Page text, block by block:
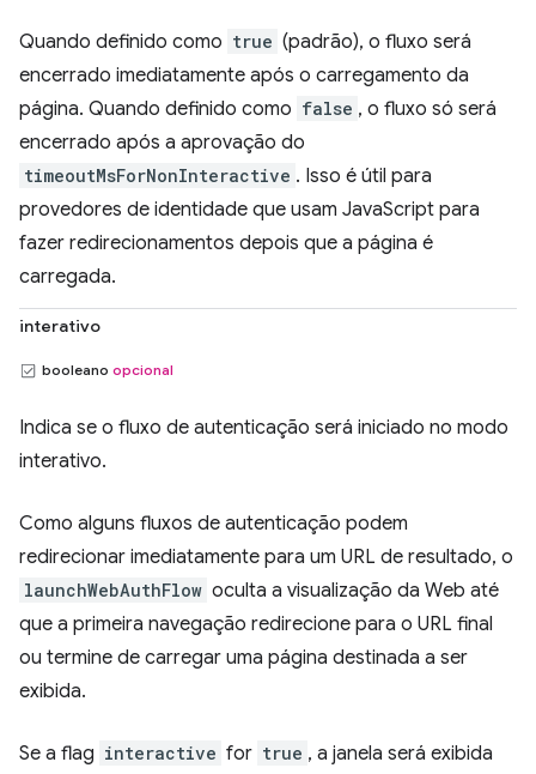
Quando definido como true (padrão), o fluxo será
encerrado imediatamente após o carregamento da
página. Quando definido como false , o fluxo só será
encerrado após a aprovação do
timeoutMsForNonInteractive . Isso é útil para
provedores de identidade que usam JavaScript para
fazer redirecionamentos depois que a página é
carregada.
interativo
booleano opcional
Indica se o fluxo de autenticação será iniciado no modo
interativo.
Como alguns fluxos de autenticação podem
redirecionar imediatamente para um URL de resultado, o
launchWebAuthFlow oculta a visualização da Web até
que a primeira navegação redirecione para o URL final
ou termine de carregar uma página destinada a ser
exibida.
Se a flag interactive for true , a janela será exibida